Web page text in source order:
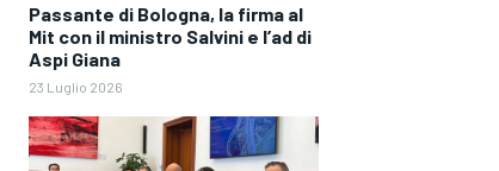
Passante di Bologna, la firma al
Mit con il ministro Salvini e l’ad di
Aspi Giana
23 Luglio 2026